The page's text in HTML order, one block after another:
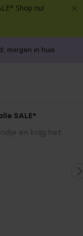
Shop nu!
morgen in huis
SALE*
en krijg het